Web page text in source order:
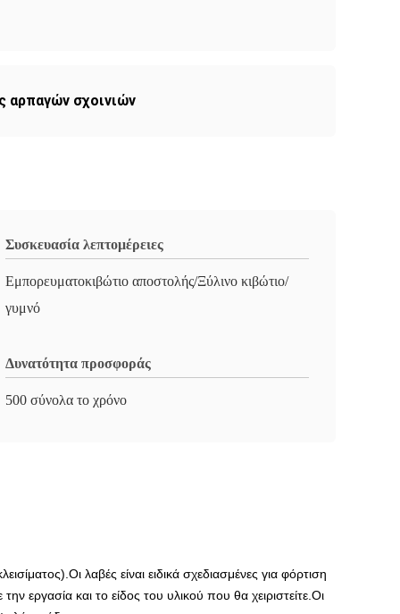
αρπαγών σχοινιών
Συσκευασία λεπτομέρειες
Εμπορευματοκιβώτιο αποστολής/Ξύλινο κιβώτιο/
γυμνό
Δυνατότητα προσφοράς
500 σύνολα το χρόνο
λαβές είναι ειδικά σχεδιασμένες για φόρτιση
εργασία και το είδος του υλικού που θα χειριστείτε.Οι